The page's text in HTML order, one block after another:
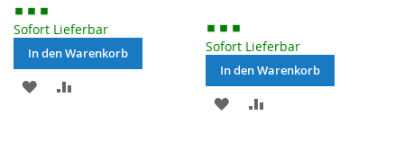
Sofort Lieferbar
In den Warenkorb
MERKEN
Sofort Lieferbar
In den Warenkorb
MERKEN